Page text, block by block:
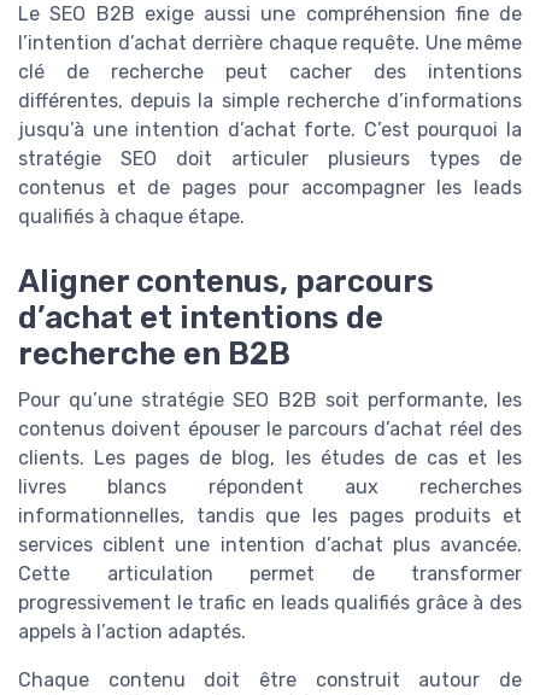
Le SEO B2B exige aussi une compréhension fine de
l’intention d’achat derrière chaque requête. Une même
clé de recherche peut cacher des intentions
différentes, depuis la simple recherche d’informations
jusqu’à une intention d’achat forte. C’est pourquoi la
stratégie SEO doit articuler plusieurs types de
contenus et de pages pour accompagner les leads
qualifiés à chaque étape.
Aligner contenus, parcours
d’achat et intentions de
recherche en B2B
Pour qu’une stratégie SEO B2B soit performante, les
contenus doivent épouser le parcours d’achat réel des
clients. Les pages de blog, les études de cas et les
livres blancs répondent aux recherches
informationnelles, tandis que les pages produits et
services ciblent une intention d’achat plus avancée.
Cette articulation permet de transformer
progressivement le trafic en leads qualifiés grâce à des
appels à l’action adaptés.
Chaque contenu doit être construit autour de